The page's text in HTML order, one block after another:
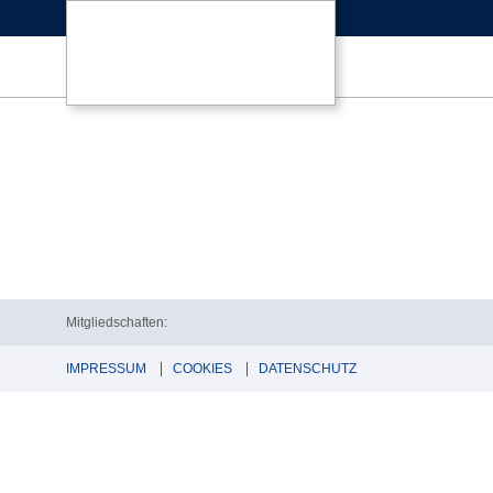
Mitgliedschaften:
IMPRESSUM COOKIES DATENSCHUTZ